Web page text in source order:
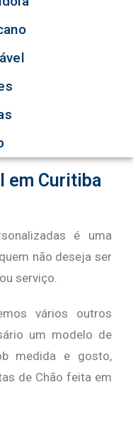
em Curitiba
é uma
não deseja ser
serviço.
vários outros
um modelo de
medida e gosto,
de Chão feita em